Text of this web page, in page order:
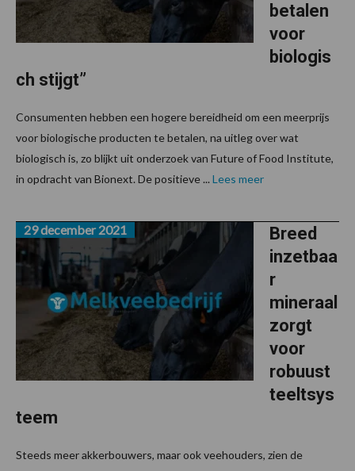
betalen
voor
biologis
ch stijgt”
Consumenten hebben een hogere bereidheid om een meerprijs
voor biologische producten te betalen, na uitleg over wat
biologisch is, zo blijkt uit onderzoek van Future of Food Institute,
in opdracht van Bionext. De positieve ... Lees meer
Breed
inzetbaa
r
mineraal
zorgt
voor
robuust
teeltsys
teem
29 december 2021
Steeds meer akkerbouwers, maar ook veehouders, zien de